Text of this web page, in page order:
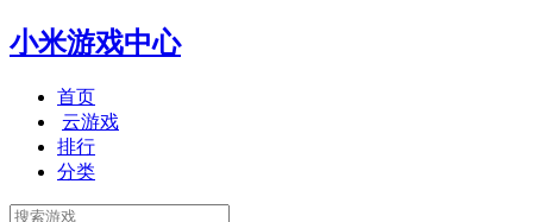
小米游戏中心
首页
云游戏
排行
分类